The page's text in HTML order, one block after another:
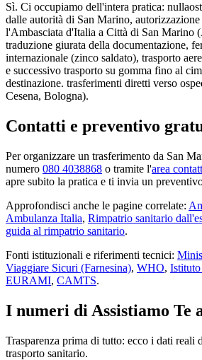
Sì. Ci occupiamo dell'intera pratica:
dalle autorità di San Marino, autorizzazione
l'Ambasciata d'Italia a Città di San Marino
traduzione giurata della documentazione,
internazionale (zinco saldato), trasporto
e successivo trasporto su gomma fino al
destinazione. trasferimenti diretti verso
Cesena, Bologna).
Contatti e preventivo
Per organizzare un trasferimento da San
numero 080 4038868 o tramite l'area
apre subito la pratica e ti invia un
Approfondisci anche le pagine correlate:
Ambulanza Italia, Rimpatrio sanitario
guida al rimpatrio sanitario.
Fonti istituzionali e riferimenti tecnici:
Viaggiare Sicuri (Farnesina), WHO,
EURAMI, CAMTS.
I numeri di Assistiamo Te
Trasparenza prima di tutto: ecco i dati reali
trasporto sanitario.